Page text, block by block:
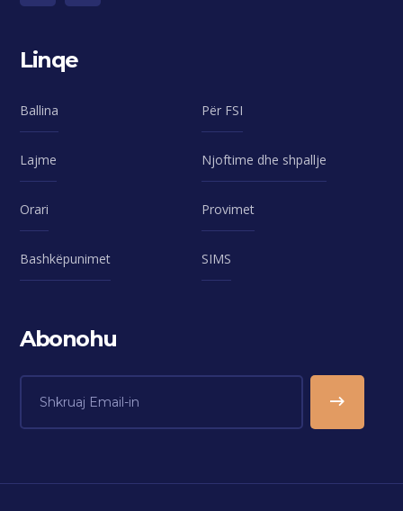
Linqe
Ballina Për FSI
Lajme Njoftime dhe shpallje
Orari Provimet
Bashkëpunimet SIMS
Abonohu